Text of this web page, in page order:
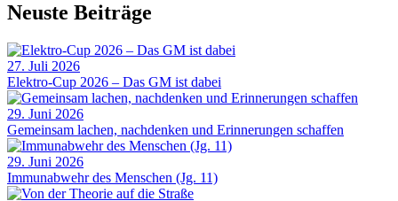
Neuste Beiträge
27. Juli 2026
Elektro-Cup 2026 – Das GM ist dabei
29. Juni 2026
Gemeinsam lachen, nachdenken und Erinnerungen schaffen
29. Juni 2026
Immunabwehr des Menschen (Jg. 11)